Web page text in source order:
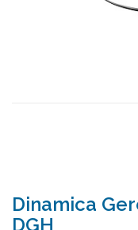
Deseo
Al
Dinamica
DGH